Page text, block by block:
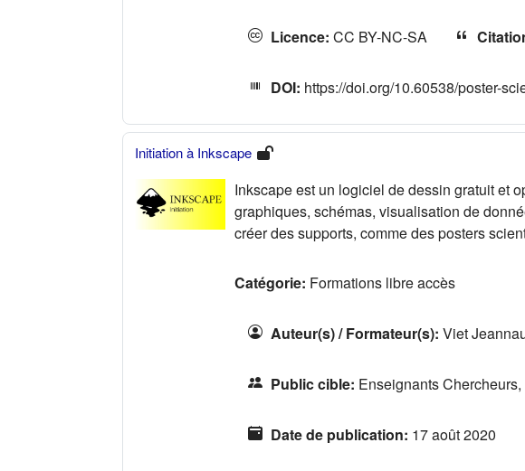
Licence: CC BY-NC-SA
DOI: https://doi.org/10.60538/poster-
Initiation à Inkscape
Inkscape est un logiciel de dessin gratuit et
graphiques, schémas, visualisation de
créer des supports, comme des posters
Catégorie: Formations libre accès
Auteur(s) / Formateur(s): Viet
Public cible: Enseignants
Date de publication: 17 août 2020